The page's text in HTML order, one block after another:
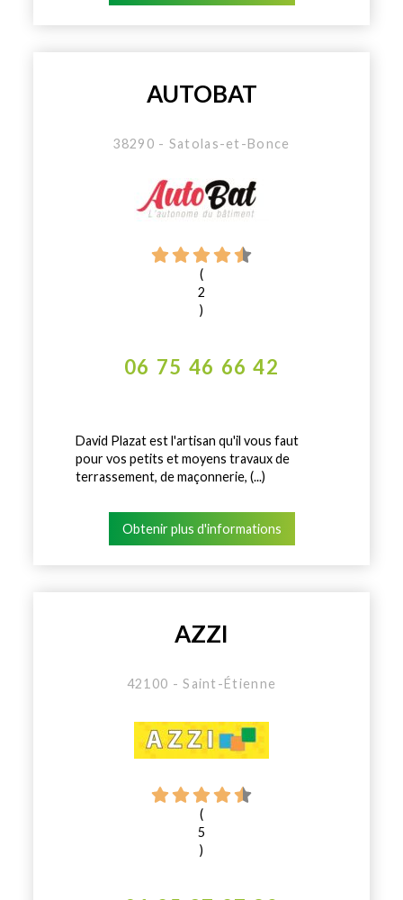
AUTOBAT
38290 - Satolas-et-Bonce
(
2
)
06 75 46 66 42
David Plazat est l'artisan qu'il vous faut
pour vos petits et moyens travaux de
terrassement, de maçonnerie, (...)
Obtenir plus d'informations
AZZI
42100 - Saint-Étienne
(
5
)